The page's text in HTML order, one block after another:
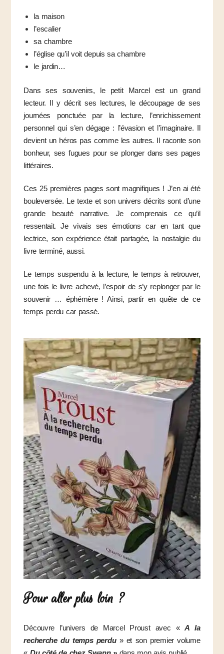
la maison
l’escalier
sa chambre
l’église qu’il voit depuis sa chambre
le jardin…
Dans ses souvenirs, le petit Marcel est un grand
lecteur. Il y décrit ses lectures, le découpage de ses
journées ponctuée par la lecture, l’enrichissement
personnel qui s’en dégage : l’évasion et l’imaginaire. Il
devient un héros pas comme les autres. Il raconte son
bonheur, ses fugues pour se plonger dans ses pages
littéraires.
Ces 25 premières pages sont magnifiques ! J’en ai été
bouleversée. Le texte et son univers décrits sont d’une
grande beauté narrative. Je comprenais ce qu’il
ressentait. Je vivais ses émotions car en tant que
lectrice, son expérience était partagée, la nostalgie du
livre terminé, aussi.
Le temps suspendu à la lecture, le temps à retrouver,
une fois le livre achevé, l’espoir de s’y replonger par le
souvenir … éphémère ! Ainsi, partir en quête de ce
temps perdu car passé.
Pour aller plus loin ?
Découvre l’univers de Marcel Proust avec «A la
recherche du temps perdu» et son premier volume